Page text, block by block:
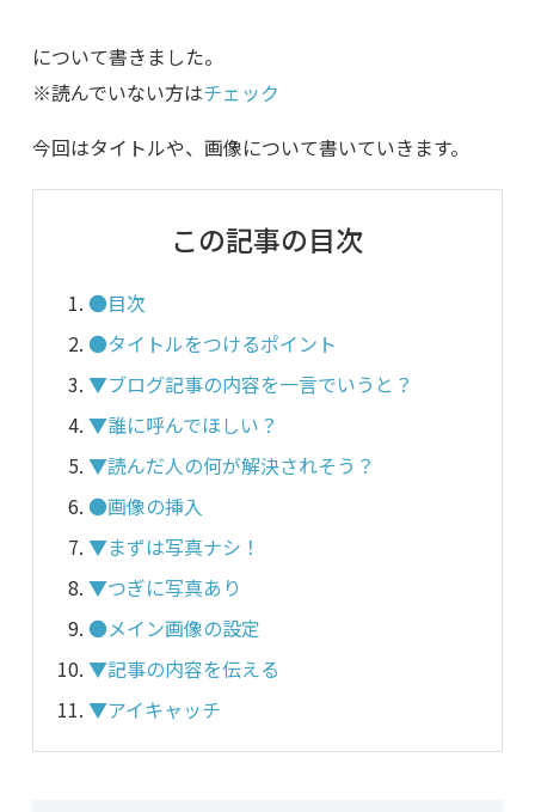
について書きました。
※読んでいない方はチェック
今回はタイトルや、画像について書いていきます。
この記事の目次
●目次
●タイトルをつけるポイント
▼ブログ記事の内容を一言でいうと？
▼誰に呼んでほしい？
▼読んだ人の何が解決されそう？
●画像の挿入
▼まずは写真ナシ！
▼つぎに写真あり
●メイン画像の設定
▼記事の内容を伝える
▼アイキャッチ